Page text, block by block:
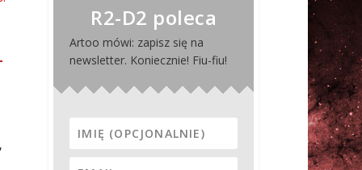
R2-D2 poleca
Artoo mówi: zapisz się na
newsletter. Koniecznie! Fiu-fiu!